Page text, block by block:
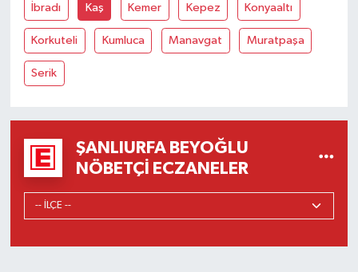
İbradı Kaş Kemer Kepez Konyaaltı
Korkuteli Kumluca Manavgat Muratpaşa
Serik
ŞANLIURFA BEYOĞLU
NÖBETÇI ECZANELER